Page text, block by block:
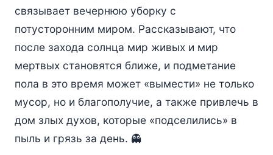
связывает вечернюю уборку с
потусторонним миром. Рассказывают, что
после захода солнца мир живых и мир
мертвых становятся ближе, и подметание
пола в это время может «вымести» не только
мусор, но и благополучие, а также привлечь в
дом злых духов, которые «подселились» в
пыль и грязь за день. 👻